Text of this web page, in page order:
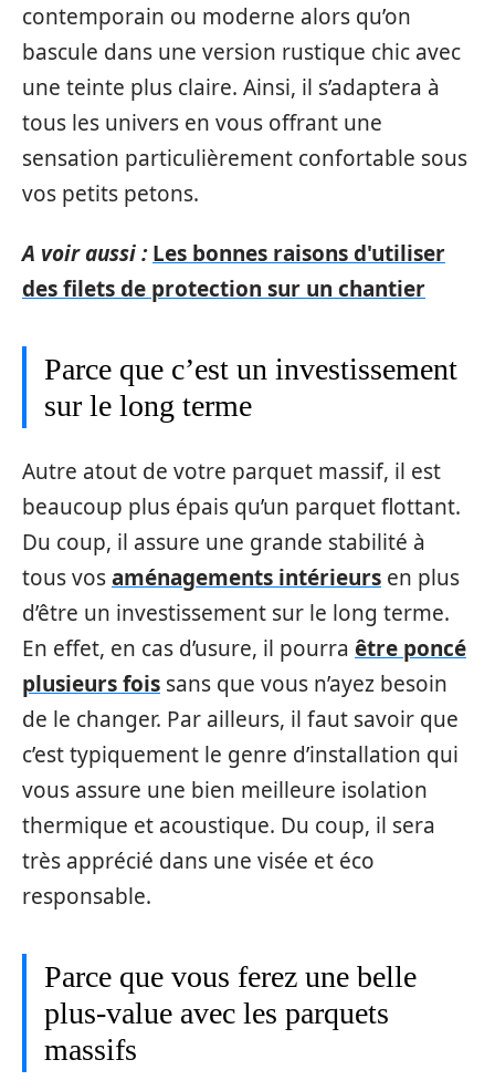
contemporain ou moderne alors qu’on
bascule dans une version rustique chic avec
une teinte plus claire. Ainsi, il s’adaptera à
tous les univers en vous offrant une
sensation particulièrement confortable sous
vos petits petons.
A voir aussi : Les bonnes raisons d'utiliser
des filets de protection sur un chantier
Parce que c’est un investissement
sur le long terme
Autre atout de votre parquet massif, il est
beaucoup plus épais qu’un parquet flottant.
Du coup, il assure une grande stabilité à
tous vosaménagements intérieurs en plus
d’être un investissement sur le long terme.
En effet, en cas d’usure, il pourra être poncé
plusieurs fois sans que vous n’ayez besoin
de le changer. Par ailleurs, il faut savoir que
c’est typiquement le genre d’installation qui
vous assure une bien meilleure isolation
thermique et acoustique. Du coup, il sera
très apprécié dans une visée et éco
responsable.
Parce que vous ferez une belle
plus-value avec les parquets
massifs